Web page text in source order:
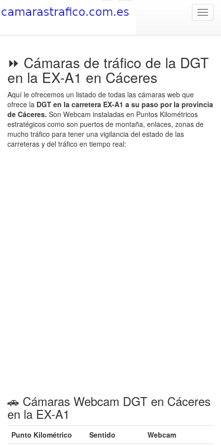
⏩ Cámaras de tráfico de la DGT
en la EX-A1 en Cáceres
Aquí le ofrecemos un listado de todas las cámaras web que
ofrece la DGT en la carretera EX-A1 a su paso por la provincia
de Cáceres. Son Webcam instaladas en Puntos Kilométricos
estratégicos como son puertos de montaña, enlaces, zonas de
mucho tráfico para tener una vigilancia del estado de las
carreteras y del tráfico en tiempo real:
🚗 Cámaras Webcam DGT en Cáceres
en la EX-A1
Punto Kilométrico Sentido
Webcam